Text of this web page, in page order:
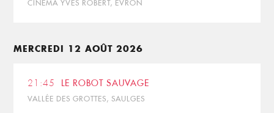
CINÉMA YVES ROBERT, EVRON
MERCREDI 12 AOÛT 2026
21:45 LE ROBOT SAUVAGE
VALLÉE DES GROTTES, SAULGES